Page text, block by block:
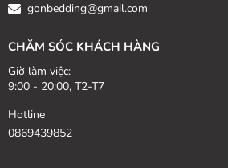
gonbedding@gmail.com
CHĂM SÓC KHÁCH HÀNG
Giờ làm việc:
9:00 - 20:00, T2-T7
Hotline
0869439852